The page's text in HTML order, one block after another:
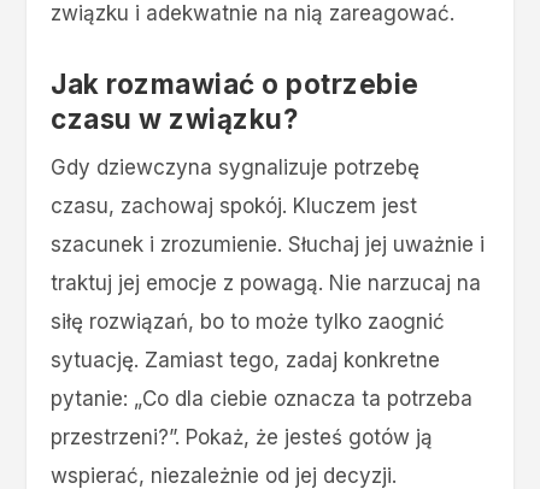
związku i adekwatnie na nią zareagować.
Jak rozmawiać o potrzebie
czasu w związku?
Gdy dziewczyna sygnalizuje potrzebę
czasu, zachowaj spokój. Kluczem jest
szacunek i zrozumienie. Słuchaj jej uważnie i
traktuj jej emocje z powagą. Nie narzucaj na
siłę rozwiązań, bo to może tylko zaognić
sytuację. Zamiast tego, zadaj konkretne
pytanie: „Co dla ciebie oznacza ta potrzeba
przestrzeni?”. Pokaż, że jesteś gotów ją
wspierać, niezależnie od jej decyzji.